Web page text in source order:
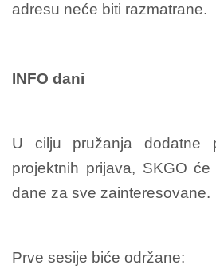
adresu neće biti razmatrane.
INFO dani
U cilju pružanja dodatne
projektnih prijava, SKGO
dane za sve zainteresovane.
Prve sesije biće održane: